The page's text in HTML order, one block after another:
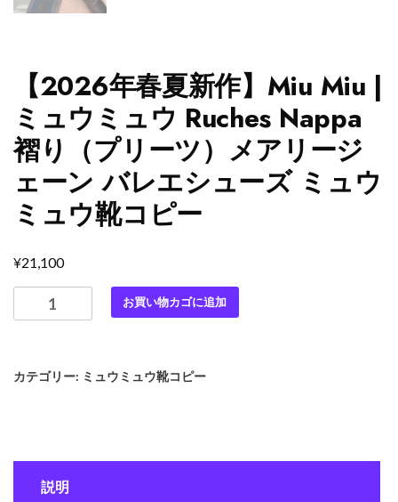
【2026年春夏新作】Miu Miu |
ミュウミュウ Ruches Nappa
褶り（プリーツ）メアリージ
ェーン バレエシューズ ミュウ
ミュウ靴コピー
¥21,100
【2026
年
新
お買い物カゴに追加
カテゴリー: ミュウミュウ靴コピー
説明